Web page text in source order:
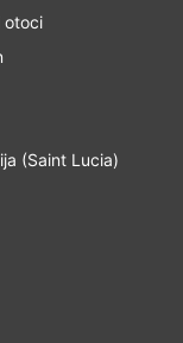
otoci
(Saint Lucia)